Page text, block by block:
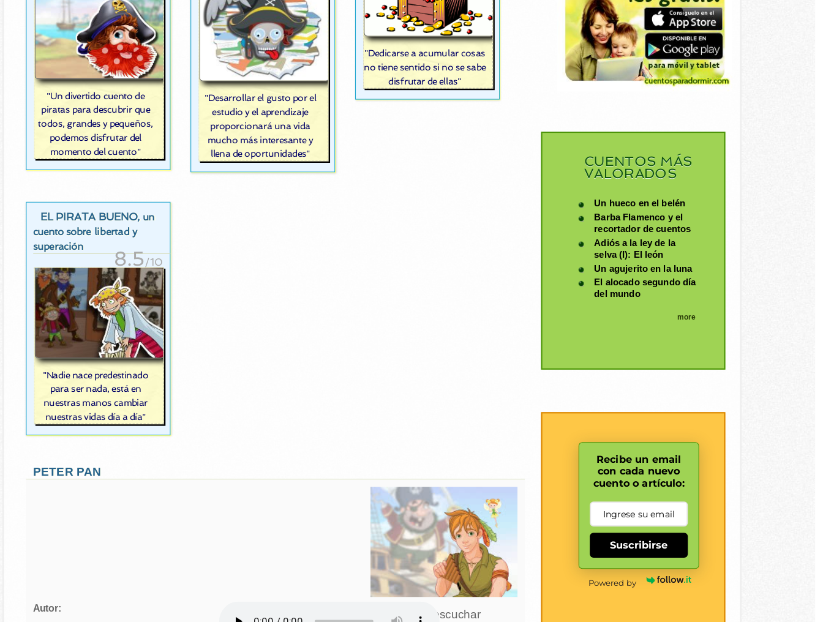
"Un divertido cuento de
piratas para descubrir que
todos, grandes y pequeños,
podemos disfrutar del
momento del cuento"
"Desarrollar el gusto por el
estudio y el aprendizaje
proporcionará una vida
mucho más interesante y
llena de oportunidades"
"Dedicarse a acumular cosas
no tiene sentido si no se sabe
disfrutar de ellas"
EL PIRATA BUENO, un
cuento sobre libertad y
superación
8.5/10
"Nadie nace predestinado
para ser nada, está en
nuestras manos cambiar
nuestras vidas día a día"
PETER PAN
Click para escuchar
Autor:
CUENTOS MÁS
VALORADOS
Un hueco en el belén
Barba Flamenco y el
recortador de cuentos
Adiós a la ley de la
selva (I): El león
Un agujerito en la luna
El alocado segundo día
del mundo
more
Recibe un email
con cada nuevo
cuento o artículo:
Suscribirse
Powered by